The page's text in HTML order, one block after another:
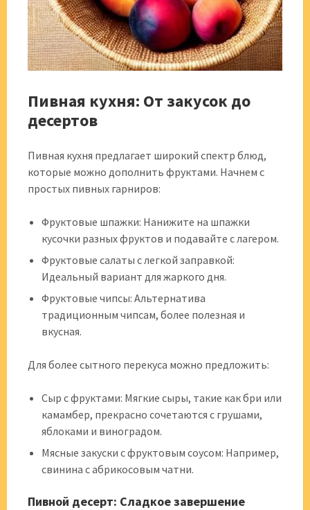
Пивная кухня: От закусок до
десертов
Пивная кухня предлагает широкий спектр блюд,
которые можно дополнить фруктами. Начнем с
простых пивных гарниров:
Фруктовые шпажки: Нанижите на шпажки
кусочки разных фруктов и подавайте с лагером.
Фруктовые салаты с легкой заправкой:
Идеальный вариант для жаркого дня.
Фруктовые чипсы: Альтернатива
традиционным чипсам, более полезная и
вкусная.
Для более сытного перекуса можно предложить:
Сыр с фруктами: Мягкие сыры, такие как бри или
камамбер, прекрасно сочетаются с грушами,
яблоками и виноградом.
Мясные закуски с фруктовым соусом: Например,
свинина с абрикосовым чатни.
Пивной десерт: Сладкое завершение